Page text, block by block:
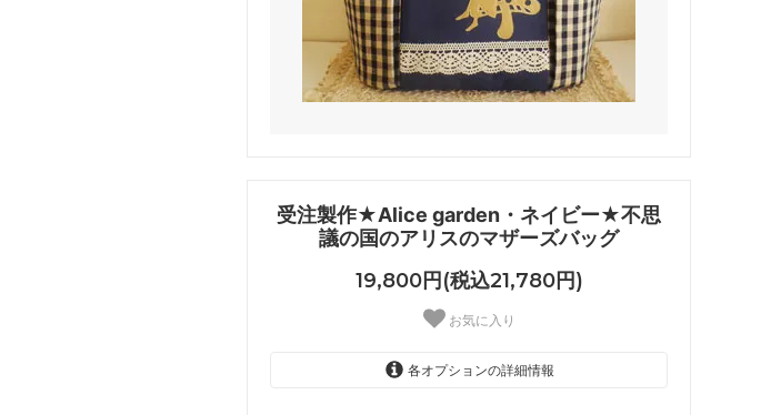
受注製作★Alice garden・ネイビー★不思
議の国のアリスのマザーズバッグ
19,800円(税込21,780円)
お気に入り
各オプションの詳細情報